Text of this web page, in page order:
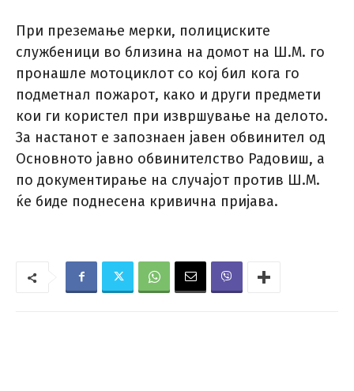
При преземање мерки, полициските
службеници во близина на домот на Ш.М. го
пронашле мотоциклот со кој бил кога го
подметнал пожарот, како и други предмети
кои ги користел при извршување на делото.
За настанот е запознаен јавен обвинител од
Основното јавно обвинителство Радовиш, а
по документирање на случајот против Ш.М.
ќе биде поднесена кривична пријава.